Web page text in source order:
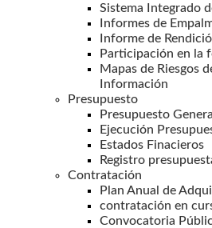
Sistema Integrado
Informes de
Informe de
Participación en la
Mapas de Riesgos
Información
Presupuesto
Presupuesto
Ejecución
Estados Finacieros
Registro
Contratación
Plan Anual de
contratación en
Convocatoria